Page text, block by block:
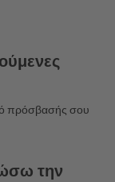
πρόσβασής σου
την